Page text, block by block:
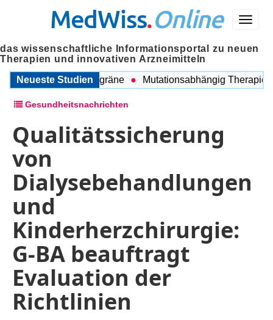
Menü
MedWiss.Online
das wissenschaftliche Informationsportal zu neuen
Therapien und innovativen Arzneimitteln
Neueste Studien
COPD und Migräne Mutationsabhängig Therapie
Gesundheitsnachrichten
Qualitätssicherung
von
Dialysebehandlungen
und
Kinderherzchirurgie:
G-BA beauftragt
Evaluation der
Richtlinien